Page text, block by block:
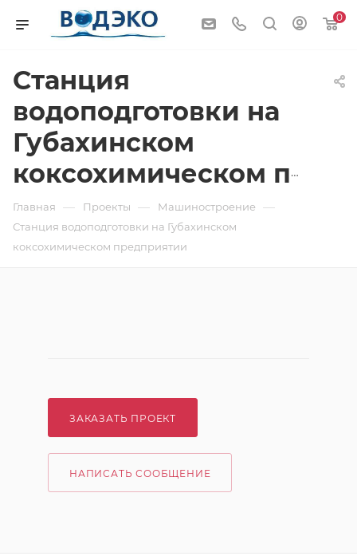
0
Станция
водоподготовки на
Губахинском
коксохимическом предприятии
Главная — Проекты — Машиностроение —
Станция водоподготовки на Губахинском
коксохимическом предприятии
ЗАКАЗАТЬ ПРОЕКТ
НАПИСАТЬ СООБЩЕНИЕ